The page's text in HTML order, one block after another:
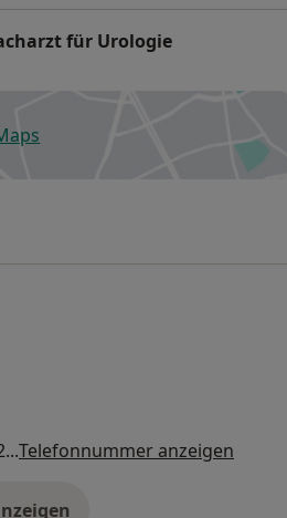
für Urologie
in einer neuen Registerkarte
Telefonnummer anzeigen